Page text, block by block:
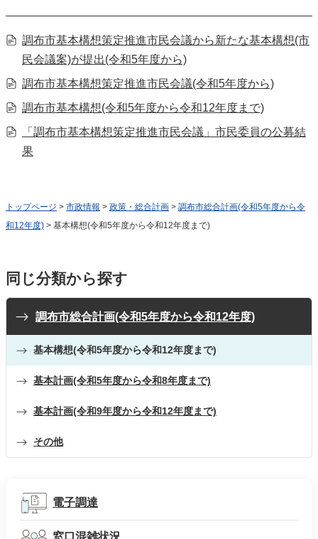
調布市基本構想策定推進市民会議から新たな基本構想(市
民会議案)が提出(令和5年度から)
調布市基本構想策定推進市民会議(令和5年度から)
調布市基本構想(令和5年度から令和12年度まで)
「調布市基本構想策定推進市民会議」市民委員の公募結
果
トップページ > 市政情報 > 政策・総合計画 > 調布市総合計画(令和5年度から令
和12年度) > 基本構想(令和5年度から令和12年度まで)
同じ分類から探す
調布市総合計画(令和5年度から令和12年度)
基本構想(令和5年度から令和12年度まで)
基本計画(令和5年度から令和8年度まで)
基本計画(令和9年度から令和12年度まで)
その他
電子調達